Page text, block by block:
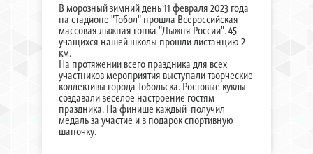
В морозный зимний день 11 февраля 2023 года
на стадионе "Тобол" прошла Всероссийская
массовая лыжная гонка "Лыжня России". 45
учащихся нашей школы прошли дистанцию 2
км.
На протяжении всего праздника для всех
участников мероприятия выступали творческие
коллективы города Тобольска. Ростовые куклы
создавали веселое настроение гостям
праздника. На финише каждый получил
медаль за участие и в подарок спортивную
шапочку.